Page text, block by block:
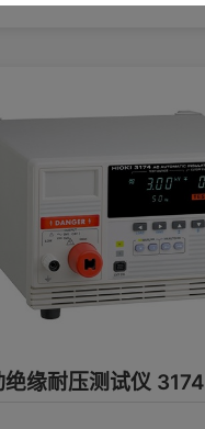
缘耐压测试仪 3174